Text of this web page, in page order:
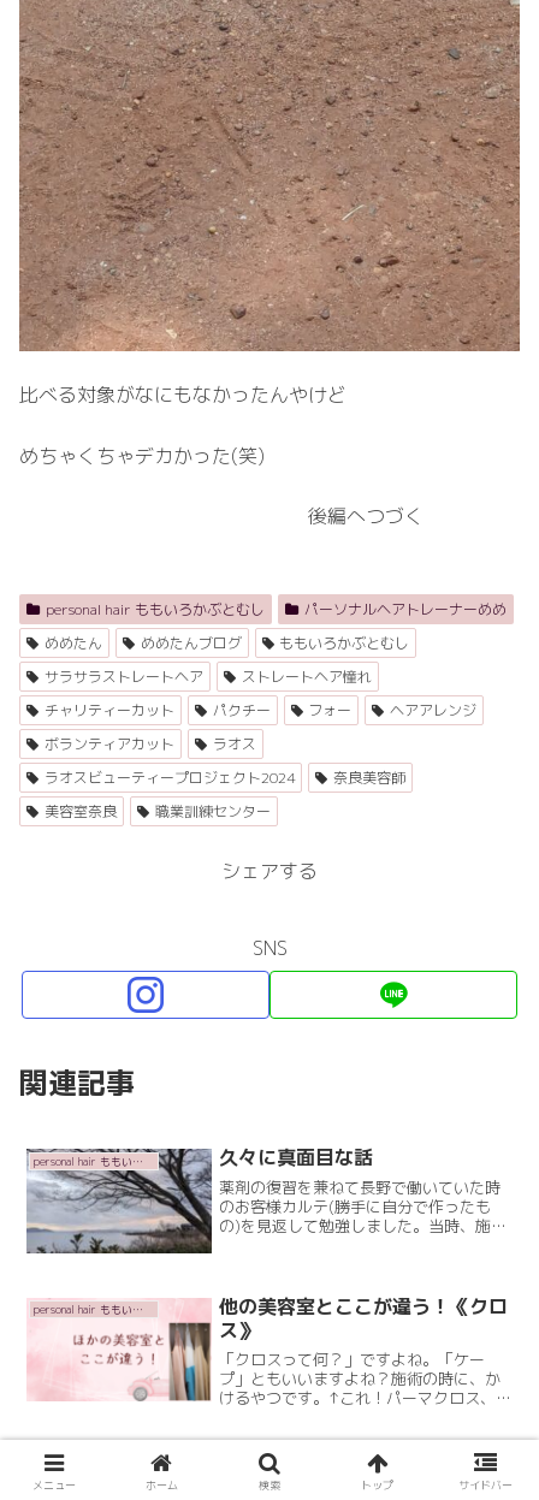
比べる対象がなにもなかったんやけど
めちゃくちゃデカかった(笑)
後編へつづく
personal hair ももいろかぶとむし
パーソナルヘアトレーナーめめ
めめたん
めめたんブログ
ももいろかぶとむし
サラサラストレートヘア
ストレートヘア憧れ
チャリティーカット
パクチー フォー
ヘアアレンジ
ボランティアカット
ラオス
ラオスビューティープロジェクト2024
奈良美容師
美容室奈良
職業訓練センター
シェアする
SNS
関連記事
personal hair ももいろかぶとむし 久々に真面目な話
薬剤の復習を兼ねて長野で働いていた時
のお客様カルテ(勝手に自分で作ったも
の)を見返して勉強しました。当時、施術
データは見れないのでRead More
personal hair ももいろかぶとむし
他の美容室とここが違う！《クロ
ス》
「クロスって何？」ですよね。「ケー
プ」ともいいますよね？施術の時に、か
けるやつです。↑これ！パーマクロス、カ
ています。これは、当たり前違いは色を
明るめにしている所！カットクロスちゃ
んと髪が見えるように！首Read More
ヘナを続けた髪でもパーマかかり
ます！
メニュー ホーム 検索 トップ サイドバー